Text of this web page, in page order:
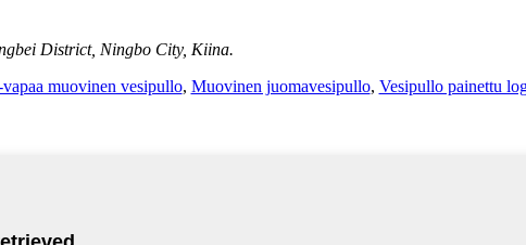
District, Ningbo City, Kiina.
muovinen vesipullo, Muovinen juomavesipullo, Vesipullo painettu